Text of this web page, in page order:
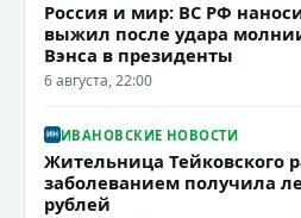
Россия и мир: ВС РФ
выжил после удара
Вэнса в президенты
6 августа, 22:00
ИВАНОВСКИЕ НОВОСТИ
Жительница Тейковского
заболеванием получила
рублей